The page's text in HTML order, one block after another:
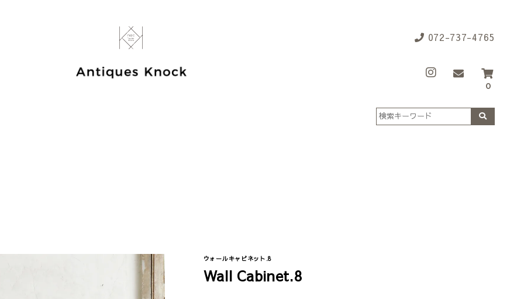
072-737-4765
0
ウォールキャビネット.8
Wall Cabinet.8